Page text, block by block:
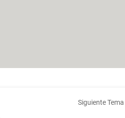
Siguiente Tema